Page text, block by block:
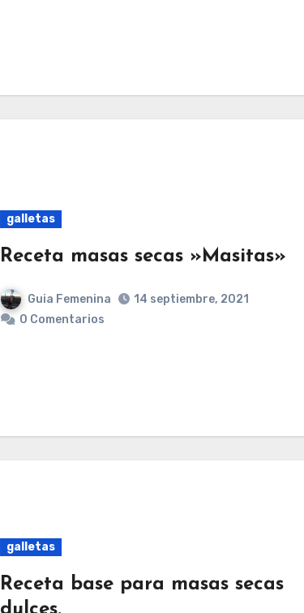
galletas
Receta masas secas »Masitas»
Guia Femenina
14 septiembre, 2021
0 Comentarios
galletas
Receta base para masas secas